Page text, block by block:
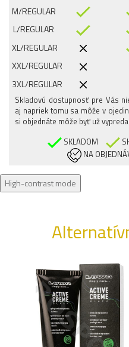
M/REGULAR
L/REGULAR
XL/REGULAR
XXL/REGULAR
3XL/REGULAR
Skladovú dostupnosť pre Vás
aj napriek tomu sa môže v
si objednáte môže byť už
SKLADOM
NA
High-contrast mode